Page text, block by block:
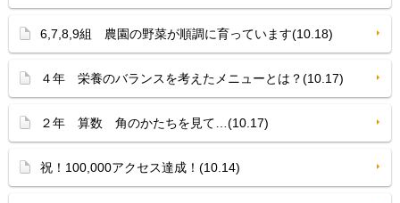
6,7,8,9組 農園の野菜が順調に育っています(10.18)
４年 栄養のバランスを考えたメニューとは？(10.17)
２年 算数 角のかたちを見て…(10.17)
祝！100,000アクセス達成！(10.14)